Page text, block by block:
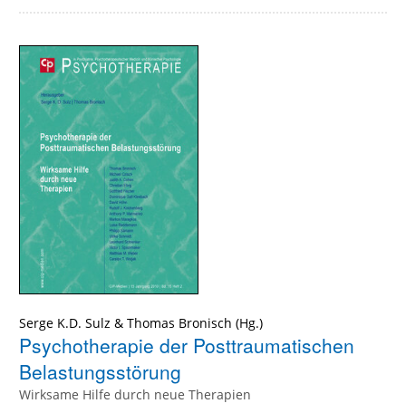
Serge K.D. Sulz & Thomas Bronisch (Hg.)
Psychotherapie der Posttraumatischen
Belastungsstörung
Wirksame Hilfe durch neue Therapien